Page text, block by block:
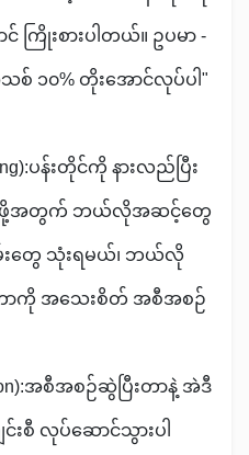
ကြိုးစားပါတယ်။ ဥပမာ -
၀% တိုးအောင်လုပ်ပါ"
ပန်းတိုင်ကို နားလည်ပြီး
က်ဖို့အတွက် ဘယ်လိုအဆင့်တွေ
တွေ သုံးရမယ်၊ ဘယ်လို
အသေးစိတ် အစီအစဉ်
အစီအစဉ်ဆွဲပြီးတာနဲ့ အဲဒီ
စီ လုပ်ဆောင်သွားပါ